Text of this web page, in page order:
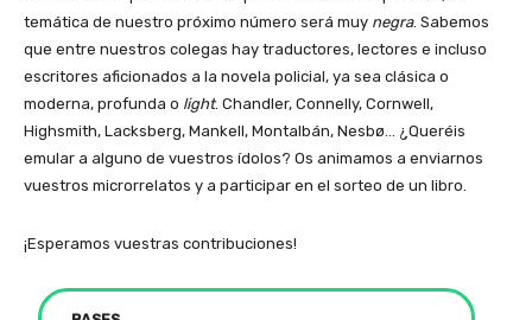
temática de nuestro próximo número será muy negra. Sabemos
que entre nuestros colegas hay traductores, lectores e incluso
escritores aficionados a la novela policial, ya sea clásica o
moderna, profunda o light. Chandler, Connelly, Cornwell,
Highsmith, Lacksberg, Mankell, Montalbán, Nesbø… ¿Queréis
emular a alguno de vuestros ídolos? Os animamos a enviarnos
vuestros microrrelatos y a participar en el sorteo de un libro.
¡Esperamos vuestras contribuciones!